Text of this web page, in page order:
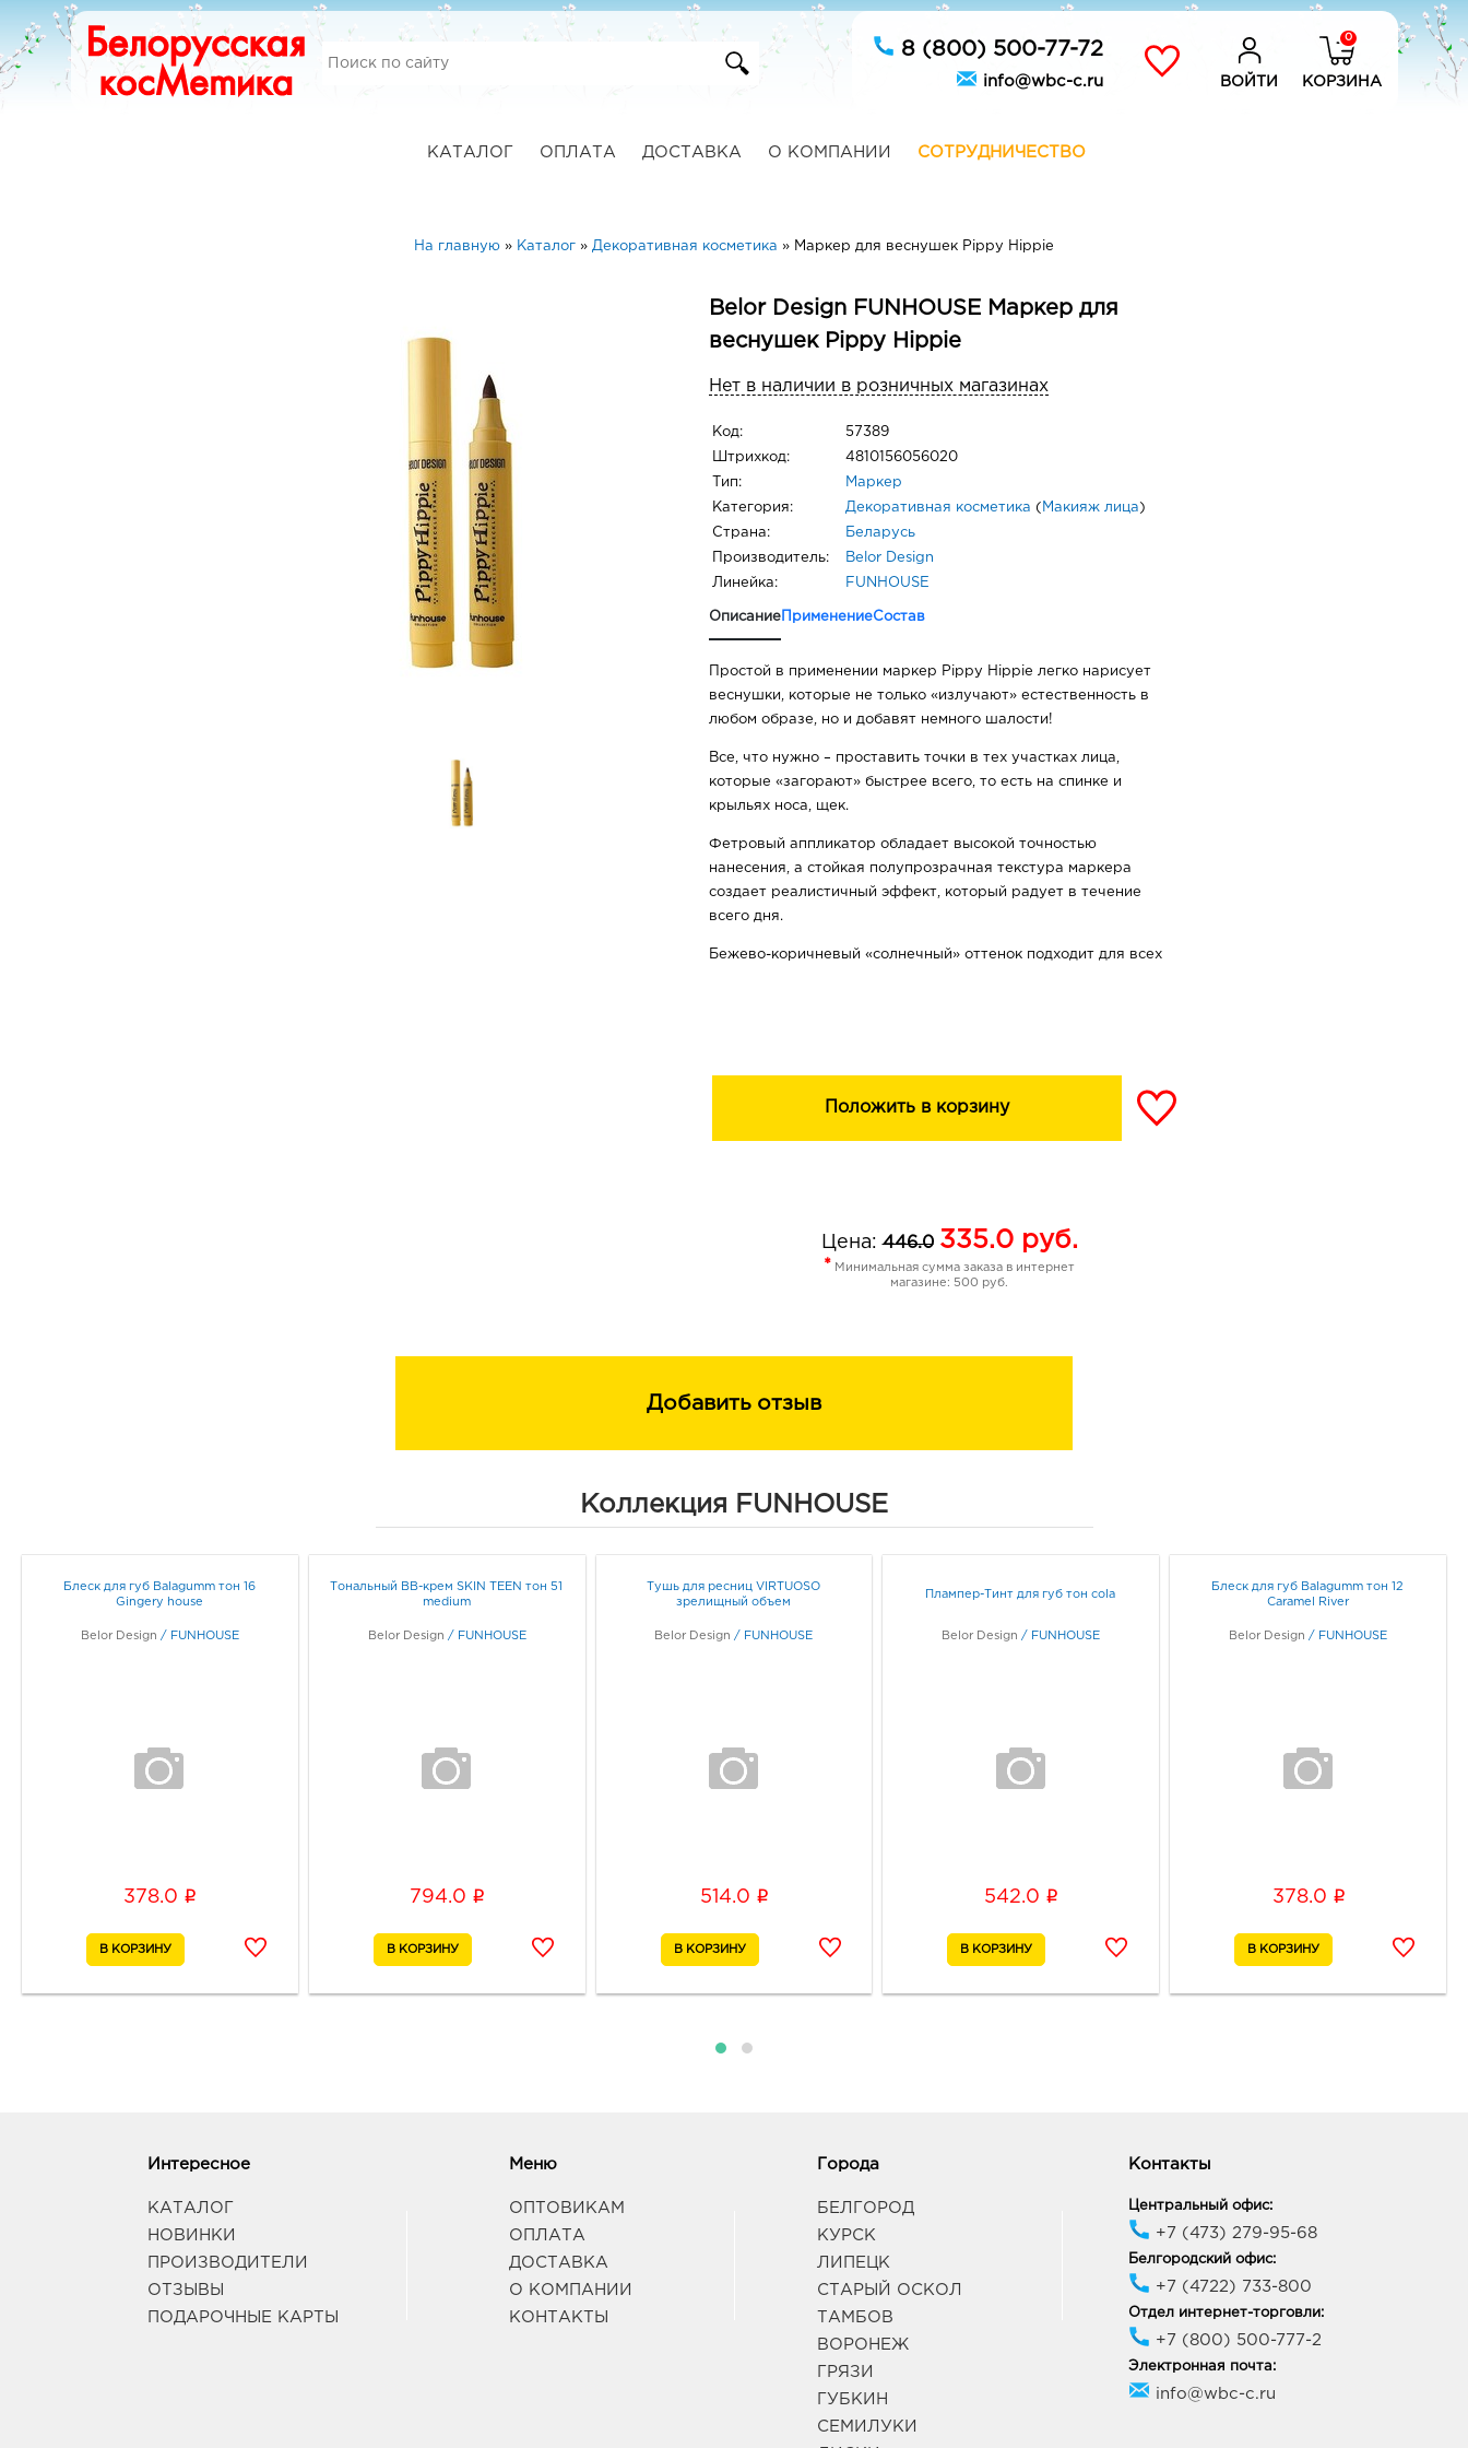
8 (800) 500-77-72
info@wbc-c.ru ВОЙТИ
0
КОРЗИНА
КАТАЛОГ ОПЛАТА ДОСТАВКА О КОМПАНИИ СОТРУДНИЧЕСТВО
На главную » Каталог » Декоративная косметика » Маркер для веснушек Pippy Hippie
Belor Design FUNHOUSE Маркер для
веснушек Pippy Hippie
Нет в наличии в розничных магазинах
Код: 57389
Штрихкод: 4810156056020
Тип: Маркер
Категория: Декоративная косметика ( Макияж лица )
Страна: Беларусь
Производитель: Belor Design
Линейка: FUNHOUSE
Описание ПрименениеСостав
Простой в применении маркер Pippy Hippie легко нарисует
веснушки, которые не только «излучают» естественность в
любом образе, но и добавят немного шалости!
Все, что нужно – проставить точки в тех участках лица,
которые «загорают» быстрее всего, то есть на спинке и
крыльях носа, щек.
Фетровый аппликатор обладает высокой точностью
нанесения, а стойкая полупрозрачная текстура маркера
создает реалистичный эффект, который радует в течение
всего дня.
Бежево-коричневый «солнечный» оттенок подходит для всех
для снятия макияжа.Положить в корзину
Цена:446.0 335.0руб.
* Минимальная сумма заказа в интернет
магазине: 500 руб.
Добавить отзыв
Коллекция FUNHOUSE
Блеск для губ Balagumm тон 16
Gingery house
Belor Design / FUNHOUSE
378.0 i
Тональный BB-крем SKIN TEEN тон 51
medium
Belor Design / FUNHOUSE
794.0 i
Тушь для ресниц VIRTUOSO
зрелищный объем
Belor Design / FUNHOUSE
514.0 i
Плампер-Тинт для губ тон cola
Belor Design / FUNHOUSE
542.0 i
Блеск для губ Balagumm тон 12
Caramel River
Belor Design / FUNHOUSE
378.0 i
Интересное
КАТАЛОГ
НОВИНКИ
ПРОИЗВОДИТЕЛИ
ОТЗЫВЫ
ПОДАРОЧНЫЕ КАРТЫ
Меню
ОПТОВИКАМ
ОПЛАТА
ДОСТАВКА
О КОМПАНИИ
КОНТАКТЫ
Города
БЕЛГОРОД
КУРСК
ЛИПЕЦК
СТАРЫЙ ОСКОЛ
ТАМБОВ
ВОРОНЕЖ
ГРЯЗИ
ГУБКИН
СЕМИЛУКИ
Контакты
Центральный офис:
+7 (473) 279-95-68
Белгородский офис:
+7 (4722) 733-800
Отдел интернет-торговли:
+7 (800) 500-777-2
Электронная почта:
info@wbc-c.ru